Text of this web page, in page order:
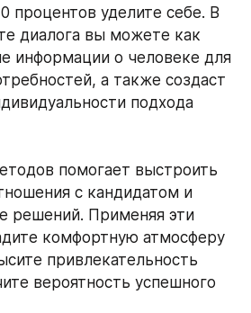
процентов уделите себе. В
диалога вы можете как
информации о человеке для
а также создаст
подхода
помогает выстроить
с кандидатом и
решений. Применяя эти
комфортную атмосферу
привлекательность
вероятность успешного